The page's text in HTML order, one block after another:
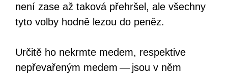
není zase až taková přehršel, ale všechny
tyto volby hodně lezou do peněz.
Určitě ho nekrmte medem, respektive
nepřevařeným medem — jsou v něm